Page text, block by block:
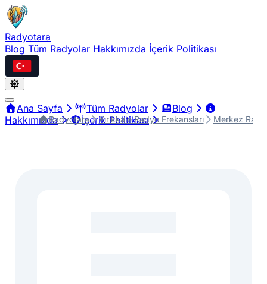
Radyotara
Blog Tüm Radyolar Hakkımızda İçerik Politikası
Türkçe
Ana Sayfa Tüm Radyolar
Blog
Hakkımızda
İçerik Politikası
Radyotara Kırıkkale Radyo Frekansları Merkez